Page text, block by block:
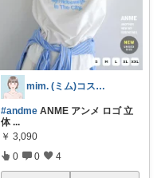
mim. (ミム)コスメ服暮らし☘️
#andme ANME アンメ ロゴ 立
体 ...
￥ 3,090
0 0 4